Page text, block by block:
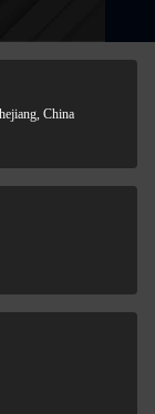
China